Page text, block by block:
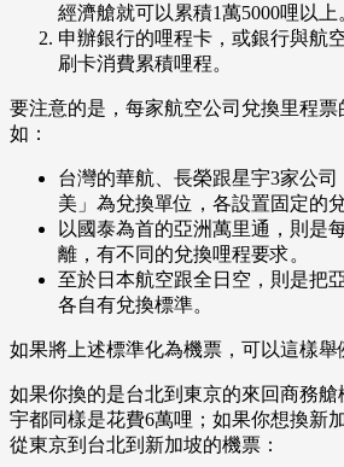
經濟艙就可以累積1萬5000哩以上
申辦銀行的哩程卡，或銀行與航
刷卡消費累積哩程。
要注意的是，每家航空公司兌換里程票
如：
台灣的華航、長榮跟星宇3家公
美」為兌換單位，各設置固定的
以國泰為首的亞洲萬里通，則是
離，有不同的兌換哩程要求。
至於日本航空跟全日空，則是把
各自有兌換標準。
如果將上述標準化為機票，可以這樣舉
如果你換的是台北到東京的來回商務
宇都同樣是花費6萬哩；如果你想換新
從東京到台北到新加坡的機票：